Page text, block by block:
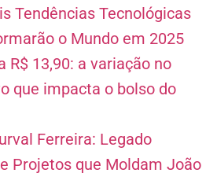
Tendências Tecnológicas
o Mundo em 2025
R$ 13,90: a variação no
que impacta o bolso do
Ferreira: Legado
Projetos que Moldam João